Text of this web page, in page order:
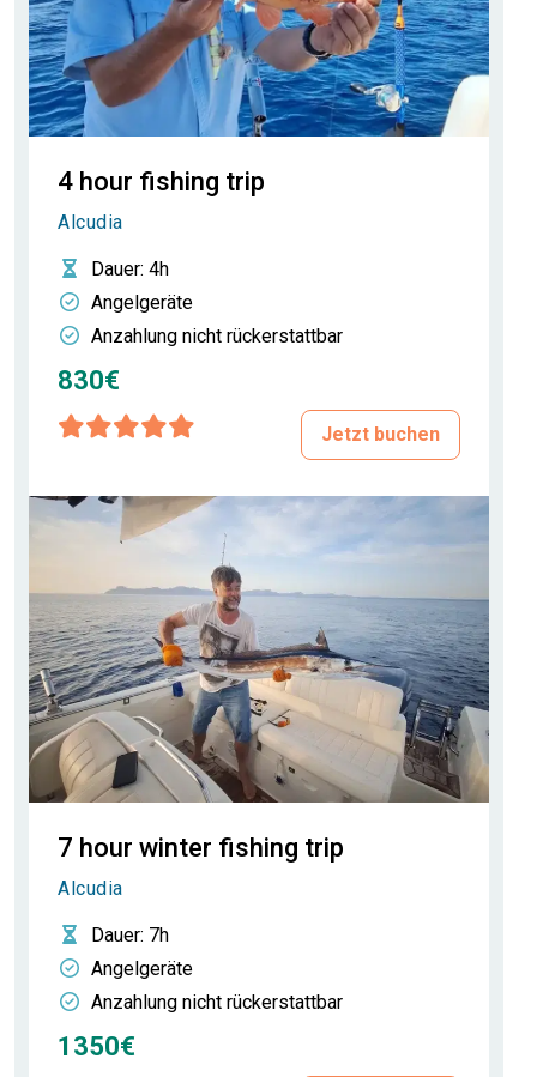
4 hour fishing trip
Alcudia
Dauer: 4h
Angelgeräte
Anzahlung nicht rückerstattbar
830€
Jetzt buchen
7 hour winter fishing trip
Alcudia
Dauer: 7h
Angelgeräte
Anzahlung nicht rückerstattbar
1350€